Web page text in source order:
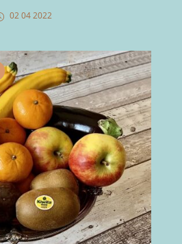
02 04 2022